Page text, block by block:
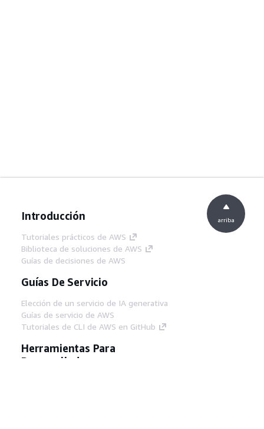
Introducción
Tutoriales prácticos de AWS
Biblioteca de soluciones de AWS
Guías de decisiones de AWS
Guías De Servicio
Elección de un servicio de IA generativa
Guías de servicio de AWS
Tutoriales de CLI de AWS en GitHub
Herramientas Para
Desarrolladores
arriba